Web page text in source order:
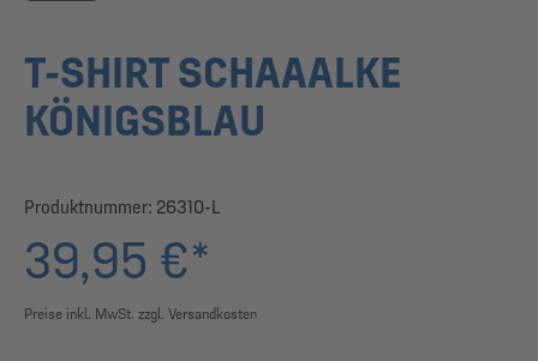
T-SHIRT SCHAAALKE
KÖNIGSBLAU
Produktnummer: 26310-L
39,95 €*
Preise inkl. MwSt. zzgl. Versandkosten